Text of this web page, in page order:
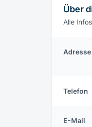
Über
Alle
Adresse
Telefon
E-Mail